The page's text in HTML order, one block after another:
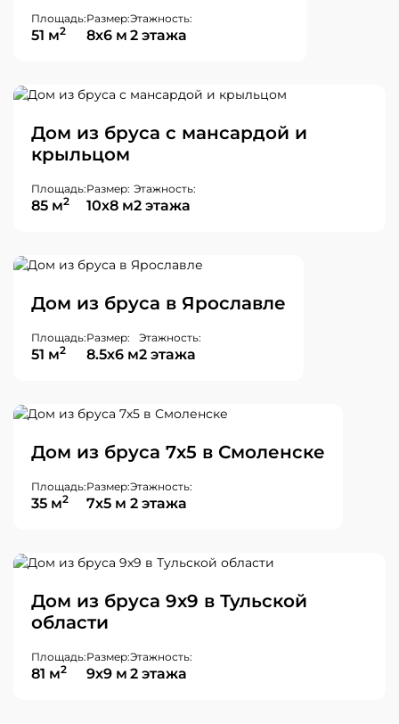
Площадь:
51 м2
Размер:
8х6 м
Этажность:
2 этажа
Дом из бруса с мансардой и
крыльцом
Площадь:
85 м2
Размер:
10х8 м
Этажность:
2 этажа
Дом из бруса в Ярославле
Площадь:
51 м2
Размер:
8.5х6 м
Этажность:
2 этажа
Дом из бруса 7х5 в Смоленске
Площадь:
35 м2
Размер:
7х5 м
Этажность:
2 этажа
Дом из бруса 9x9 в Тульской
области
Площадь:
81 м2
Размер:
9х9 м
Этажность:
2 этажа